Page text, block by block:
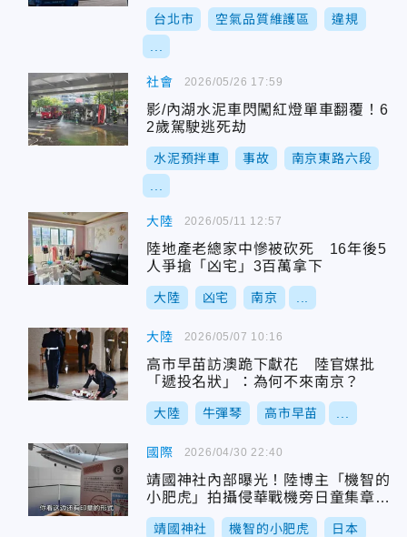
台北市 空氣品質維護區 違規
社會
影/內湖水泥車閃闖紅燈單車翻覆！6
2歲駕駛逃死劫
水泥預拌車 事故 南京東路六段
2026/05/26 17:59
大陸
陸地產老總家中慘被砍死 16年後5
人爭搶「凶宅」3百萬拿下
大陸 凶宅 南京
2026/05/11 12:57
大陸
高市早苗訪澳跪下獻花 陸官媒批
「遞投名狀」：為何不來南京？
大陸 牛彈琴 高市早苗
2026/05/07 10:16
國際
靖國神社內部曝光！陸博主「機智的
小肥虎」拍攝侵華戰機旁日童集章當
場氣哭
靖國神社 機智的小肥虎 日本
2026/04/30 22:40